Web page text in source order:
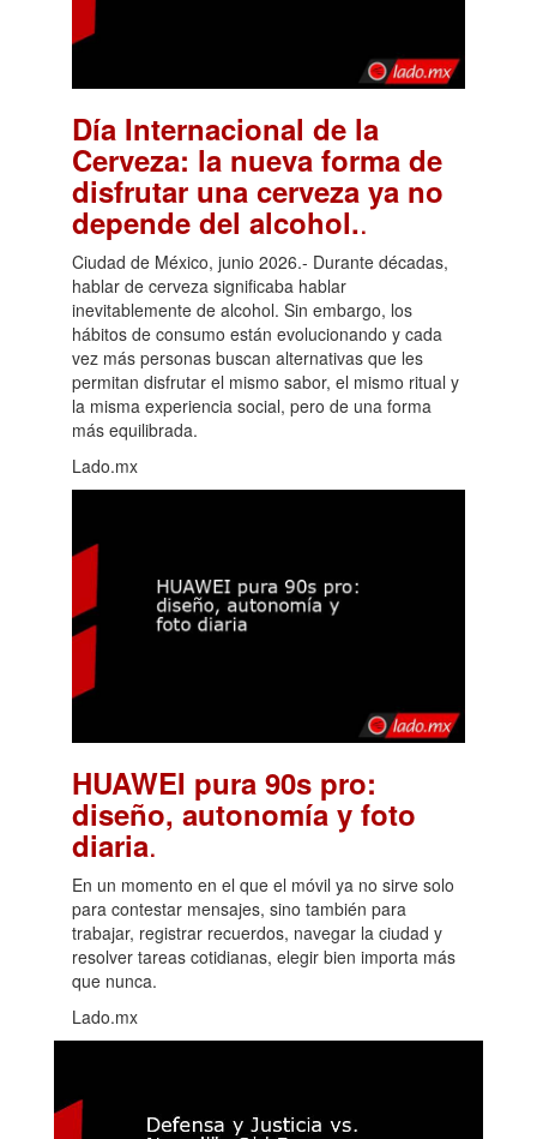
Día Internacional de la
Cerveza: la nueva forma de
disfrutar una cerveza ya no
depende del alcohol..
Ciudad de México, junio 2026.- Durante décadas,
hablar de cerveza significaba hablar
inevitablemente de alcohol. Sin embargo, los
hábitos de consumo están evolucionando y cada
vez más personas buscan alternativas que les
permitan disfrutar el mismo sabor, el mismo ritual y
la misma experiencia social, pero de una forma
más equilibrada.
Lado.mx
HUAWEI pura 90s pro:
diseño, autonomía y foto
diaria.
En un momento en el que el móvil ya no sirve solo
para contestar mensajes, sino también para
trabajar, registrar recuerdos, navegar la ciudad y
resolver tareas cotidianas, elegir bien importa más
que nunca.
Lado.mx